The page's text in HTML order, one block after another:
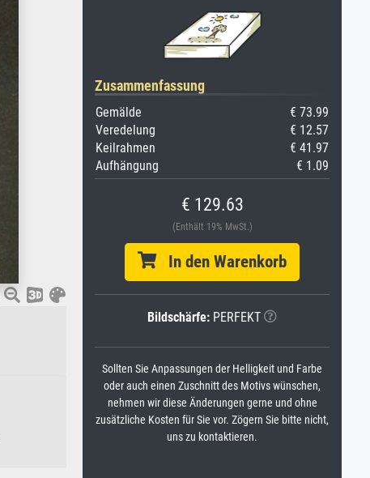
Zusammenfassung
Gemälde
€ 73.99
Veredelung
€ 12.57
Keilrahmen
€ 41.97
Aufhängung
€ 1.09
€ 129.63
(Enthält 19% MwSt.)
In den Warenkorb
Bildschärfe: PERFEKT
Sollten Sie Anpassungen der Helligkeit und Farbe
oder auch einen Zuschnitt des Motivs wünschen,
nehmen wir diese Änderungen gerne und ohne
zusätzliche Kosten für Sie vor. Zögern Sie bitte nicht,
uns zu kontaktieren.